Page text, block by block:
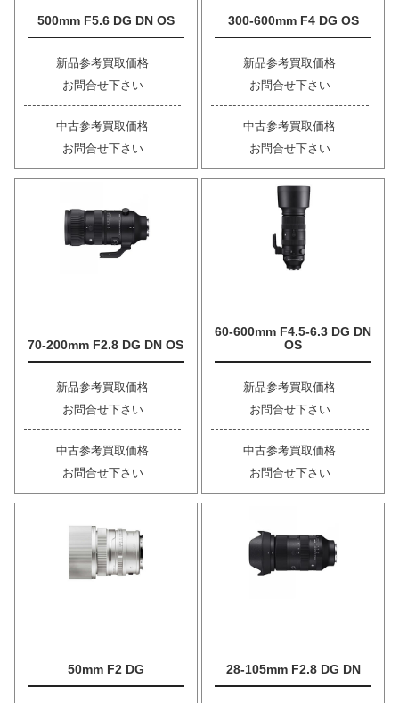
500mm F5.6 DG DN OS
新品参考買取価格
お問合せ下さい
中古参考買取価格
お問合せ下さい
300-600mm F4 DG OS
新品参考買取価格
お問合せ下さい
中古参考買取価格
お問合せ下さい
70-200mm F2.8 DG DN OS
新品参考買取価格
お問合せ下さい
中古参考買取価格
お問合せ下さい
60-600mm F4.5-6.3 DG DN
OS
新品参考買取価格
お問合せ下さい
中古参考買取価格
お問合せ下さい
50mm F2 DG 28-105mm F2.8 DG DN